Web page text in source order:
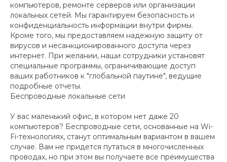
компьютеров, ремонте серверов или организации
локальных сетей. Мы гарантируем безопасность и
конфиденциальность информации внутри фирмы.
Кроме того, мы предоставляем надежную защиту от
вирусов и несанкционированного доступа через
интернет. При желании, наши сотрудники установят
специальные программы, ограничивающие доступ
ваших работников к "глобальной паутине", ведущие
подробные отчеты.
Беспроводные локальные сети
У вас маленький офис, в котором нет даже 20
компьютеров? Беспроводные сети, основанные на Wi-
Fi-технологиях, станут оптимальным вариантом в вашем
случае. Вам не придется путаться в многочисленных
проводах, но при этом вы получаете все преимущества